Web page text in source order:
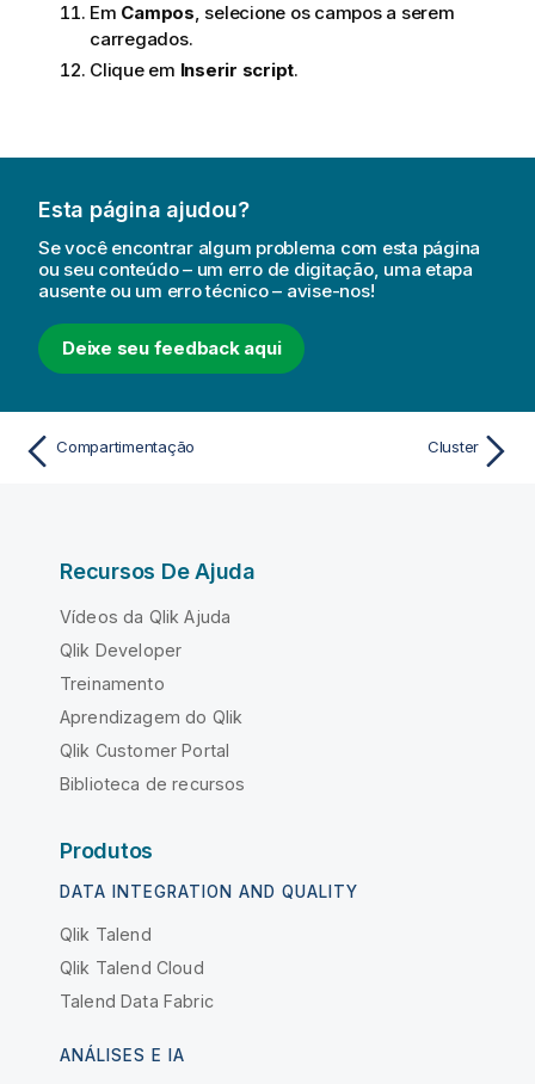
Em Campos, selecione os campos a serem
carregados.
Clique em Inserir script.
Esta página ajudou?
Se você encontrar algum problema com esta página
ou seu conteúdo – um erro de digitação, uma etapa
ausente ou um erro técnico – avise-nos!
Deixe seu feedback aqui
Compartimentação Cluster
Recursos De Ajuda
Vídeos da Qlik Ajuda
Qlik Developer
Treinamento
Aprendizagem do Qlik
Qlik Customer Portal
Biblioteca de recursos
Produtos
DATA INTEGRATION AND QUALITY
Qlik Talend
Qlik Talend Cloud
Talend Data Fabric
ANÁLISES E IA